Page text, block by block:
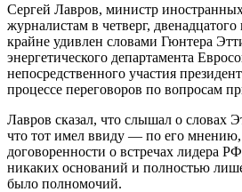
Cергей Лавров, министр
журналистам в четверг,
крайне удивлен словами Гюнтера
энергетического департамента
непосредственного участия
процессе переговоров по вопросам
Лавров сказал, что слышал о словах
что тот имел ввиду — по его
договоренности о встречах лидера
никаких оснований и полностью
было полномочий.